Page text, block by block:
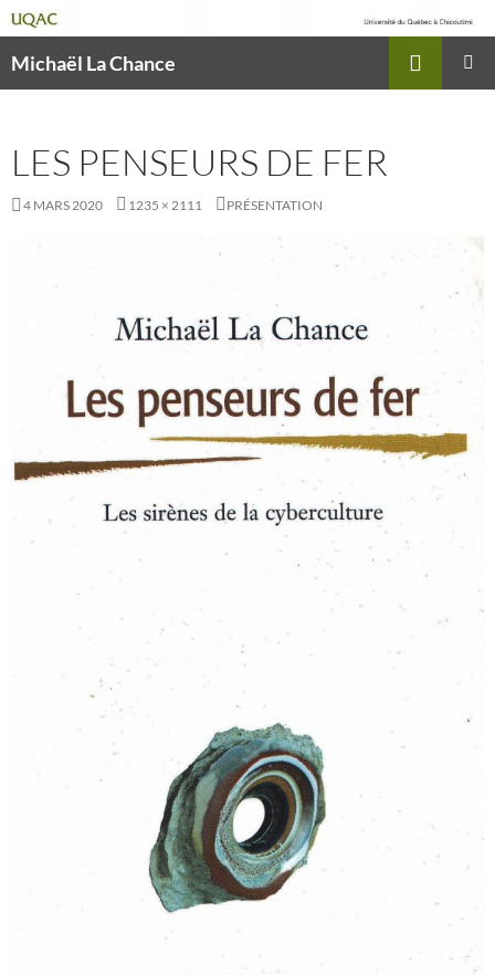
Michaël La Chance
LES PENSEURS DE FER
4 MARS 2020 1235 × 2111 PRÉSENTATION